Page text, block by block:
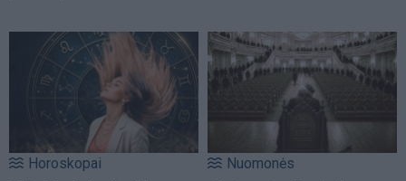
Horoskopai Nuomonės